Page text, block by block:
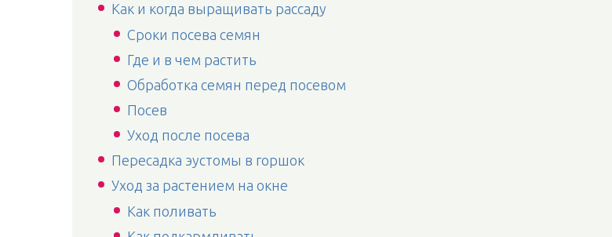
Как и когда выращивать рассаду
Сроки посева семян
Где и в чем растить
Обработка семян перед посевом
Посев
Уход после посева
Пересадка эустомы в горшок
Уход за растением на окне
Как поливать